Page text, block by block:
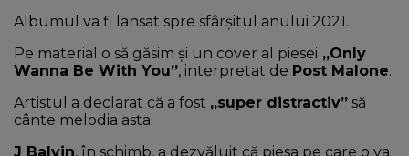
Albumul va fi lansat spre sfârşitul anului 2021.
Pe material o să găsim și un cover al piesei „Only
Wanna Be With You”, interpretat de Post Malone.
Artistul a declarat că a fost „super distractiv” să
cânte melodia asta.
J Balvin, în schimb, a dezvăluit că piesa pe care o va